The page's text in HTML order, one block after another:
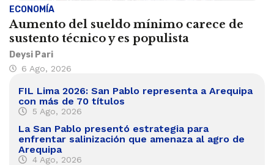
ECONOMÍA
Aumento del sueldo mínimo carece de
sustento técnico y es populista
Deysi Pari
6 Ago, 2026
FIL Lima 2026: San Pablo representa a Arequipa
con más de 70 títulos
5 Ago, 2026
La San Pablo presentó estrategia para
enfrentar salinización que amenaza al agro de
Arequipa
4 Ago, 2026